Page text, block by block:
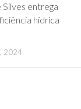
Silves entrega
hídrica
2024